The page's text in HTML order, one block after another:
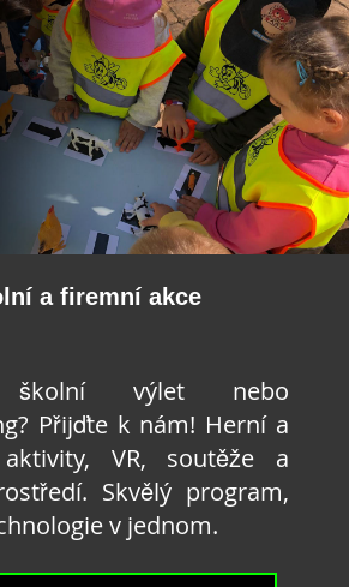
a firemní akce
školní výlet nebo
Přijďte k nám! Herní a
aktivity, VR, soutěže a
Skvělý program,
v jednom.